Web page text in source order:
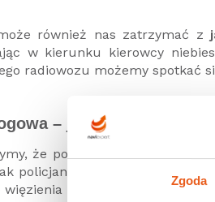
Zgoda
również nas zatrzymać z
w kierunku kierowcy
radiowozu możemy spotkać
– jak się zachować
że policjant nakazuje nam
policjanta jest traktowane jako
nawet na 5 lat!